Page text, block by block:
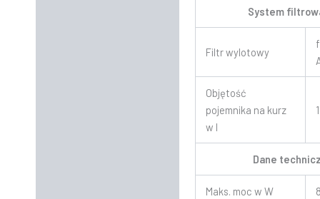
System
Filtr wylotowy
Objętość
pojemnika na kurz
w l
Dane
Maks. moc w W